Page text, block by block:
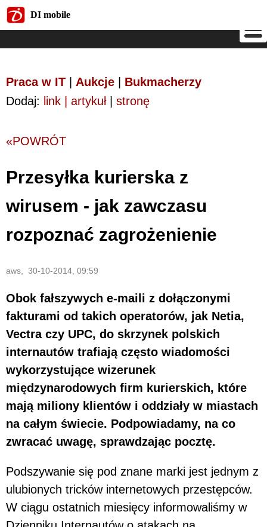
DI mobile
Praca w IT Aukcje
Bukmacherzy
Dodaj: link | artykuł| stronę
«POWRÓT
Przesyłka kurierska z
wirusem - jak zawczasu
rozpoznać zagrożenienie
aws, 30-10-2014, 09:59
Obok fałszywych e-maili z dołączonymi
fakturami od takich operatorów, jak Netia,
Vectra czy UPC, do skrzynek polskich
internautów trafiają często wiadomości
wykorzystujące wizerunek
międzynarodowych firm kurierskich, które
mają miliony klientów i oddziały w miastach
na całym świecie. Podpowiadamy, na co
zwracać uwagę, sprawdzając pocztę.
Podszywanie się pod znane marki jest jednym z
ulubionych tricków internetowych przestępców.
W ciągu ostatnich miesięcy informowaliśmy w
DI mobile